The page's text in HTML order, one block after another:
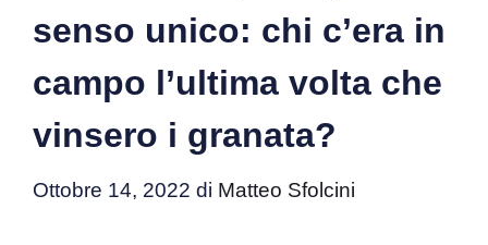
senso unico: chi c’era in
campo l’ultima volta che
vinsero i granata?
Ottobre 14, 2022 di Matteo Sfolcini